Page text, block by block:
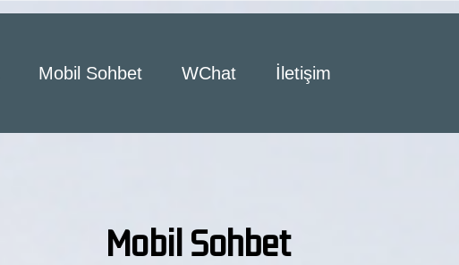
Mobil Sohbet WChat İletişim
Mobil Sohbet